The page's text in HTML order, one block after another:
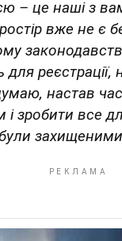
– це наші з
вже не є
реєстрації,
настав час
зробити все